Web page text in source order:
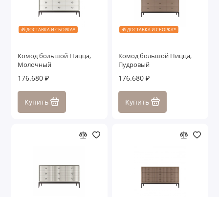
🎁 ДОСТАВКА И СБОРКА*
Комод большой Ницца,
Молочный
176.680 ₽
Купить
🎁 ДОСТАВКА И СБОРКА*
Комод большой Ницца,
Пудровый
176.680 ₽
Купить